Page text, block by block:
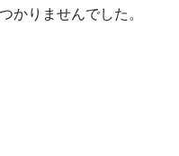
かりませんでした。